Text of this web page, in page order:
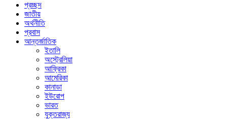
প্রচ্ছদ
জাতীয়
অর্থনীতি
প্রবাস
আন্তর্জাতিক
ইতালি
অস্ট্রেলিয়া
আফ্রিকা
আমেরিকা
কানাডা
ইউরোপ
ভারত
যুক্তরাজ্য